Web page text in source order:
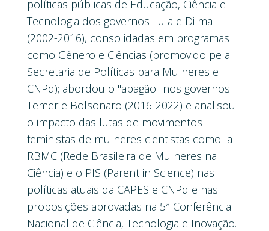
políticas públicas de Educação, Ciência e
Tecnologia dos governos Lula e Dilma
(2002-2016), consolidadas em programas
como Gênero e Ciências (promovido pela
Secretaria de Políticas para Mulheres e
CNPq); abordou o "apagão" nos governos
Temer e Bolsonaro (2016-2022) e analisou
o impacto das lutas de movimentos
feministas de mulheres cientistas como a
RBMC (Rede Brasileira de Mulheres na
Ciência) e o PIS (Parent in Science) nas
políticas atuais da CAPES e CNPq e nas
proposições aprovadas na 5ª Conferência
Nacional de Ciência, Tecnologia e Inovação.